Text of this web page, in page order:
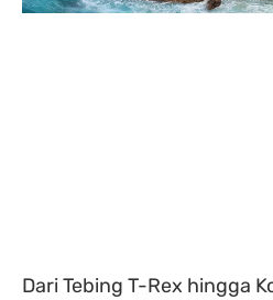
Dari Tebing T-Rex hingga